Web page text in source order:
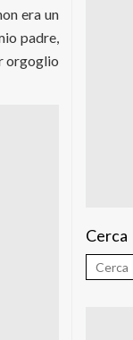
era un
padre,
orgoglio
Cerca